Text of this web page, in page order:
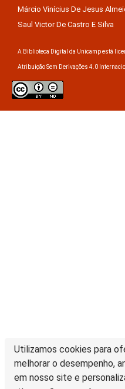
Utilizamos cookies para
melhorar o desempenho,
em nosso site e
Márcio Vinícius De Jesus
Saul Victor De Castro E Silva
A Biblioteca Digital da Unicamp está
Atribuição Sem Derivações 4.0